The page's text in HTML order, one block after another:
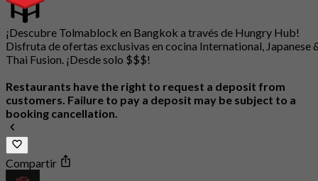
¡Descubre Tolmablock en Bangkok a través de Hungry Hub!
Disfruta de ofertas exclusivas en cocina International, Japanese
Thai Fusion. ¡Desde solo $$$!
Restaurants have the right to request a deposit from
customers. Failure to pay a deposit may be subject to a
booking cancellation.
Compartir